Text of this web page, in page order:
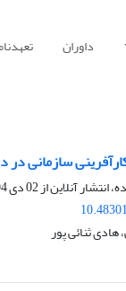
داوران
سازمانی در
انتشار آنلاین از02 دی 1404
ثنائی پور